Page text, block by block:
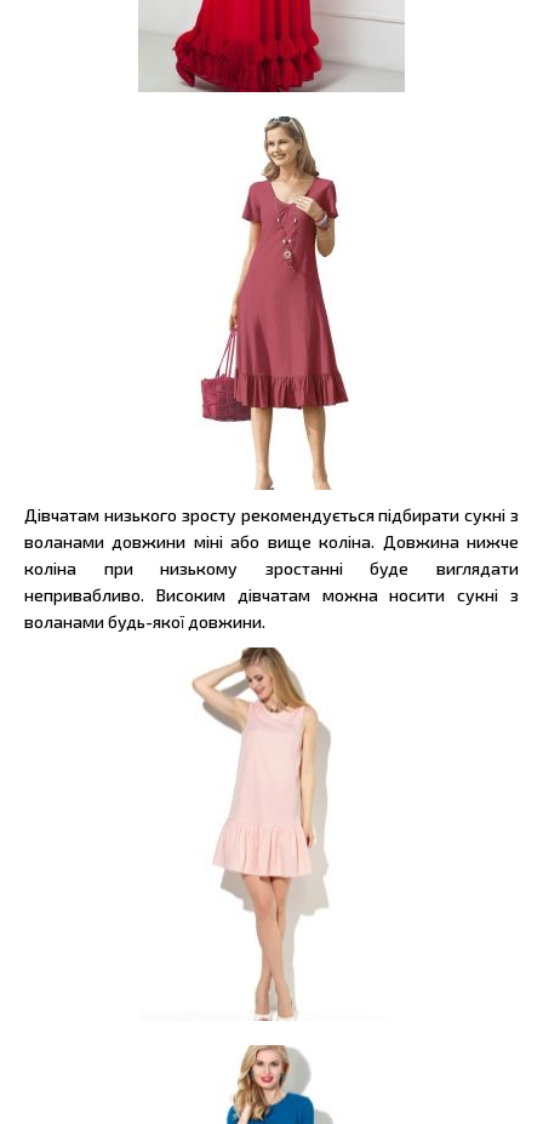
Дівчатам низького зросту рекомендується підбирати сукні з
воланами довжини міні або вище коліна. Довжина нижче
коліна при низькому зростанні буде виглядати
непривабливо. Високим дівчатам можна носити сукні з
воланами будь-якої довжини.